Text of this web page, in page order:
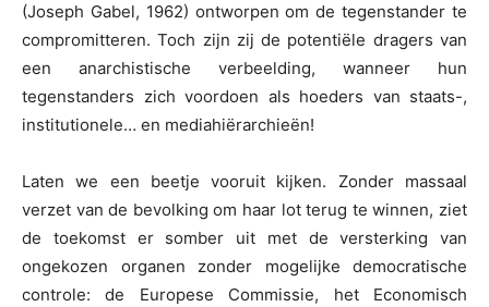
(Joseph Gabel, 1962) ontworpen om de tegenstander te
compromitteren. Toch zijn zij de potentiële dragers van
een anarchistische verbeelding, wanneer hun
tegenstanders zich voordoen als hoeders van staats-,
institutionele… en mediahiërarchieën!
Laten we een beetje vooruit kijken. Zonder massaal
verzet van de bevolking om haar lot terug te winnen, ziet
de toekomst er somber uit met de versterking van
ongekozen organen zonder mogelijke democratische
controle: de Europese Commissie, het Economisch